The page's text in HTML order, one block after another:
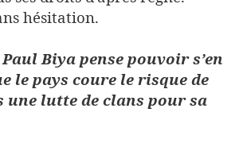
hésitation.
Biya pense pouvoir s’en
le pays coure le risque de
une lutte de clans pour sa